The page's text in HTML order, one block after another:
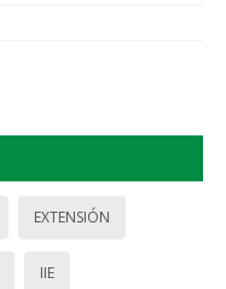
EXTENSIÓN
IIE